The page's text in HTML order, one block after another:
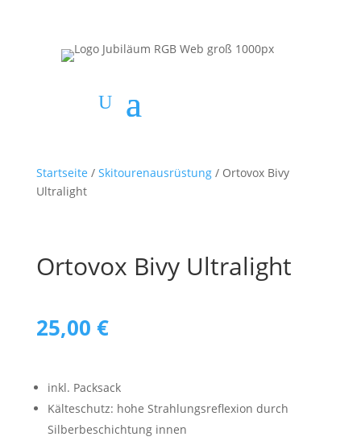
Startseite / Skitourenausrüstung/ Ortovox Bivy
Ultralight
Ortovox Bivy Ultralight
25,00 €
inkl. Packsack
Kälteschutz: hohe Strahlungsreflexion durch
Silberbeschichtung innen